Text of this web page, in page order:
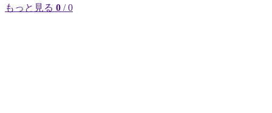
もっと見る 0 / 0